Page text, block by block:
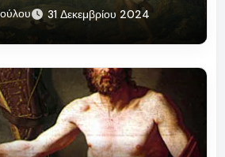
31 Δεκεμβρίου 2024